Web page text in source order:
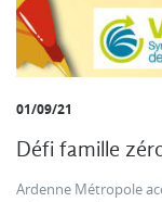
01/09/21
Défi famille
Ardenne Métropole